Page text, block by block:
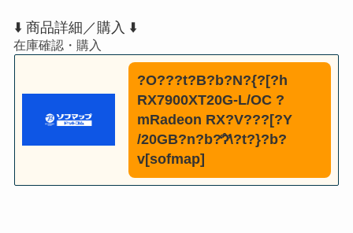
⬇️ 商品詳細／購入 ⬇️
?O???t?B?b?N?{?[?h
RX7900XT20G-L/OC ?
mRadeon RX?V???[?Y
/20GB?n?b?̒ʔ̂̓\?t?}?b?
v[sofmap]